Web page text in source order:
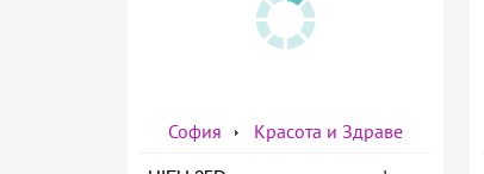
София Красота и Здраве